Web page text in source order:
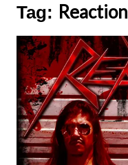
Tag: Reaction